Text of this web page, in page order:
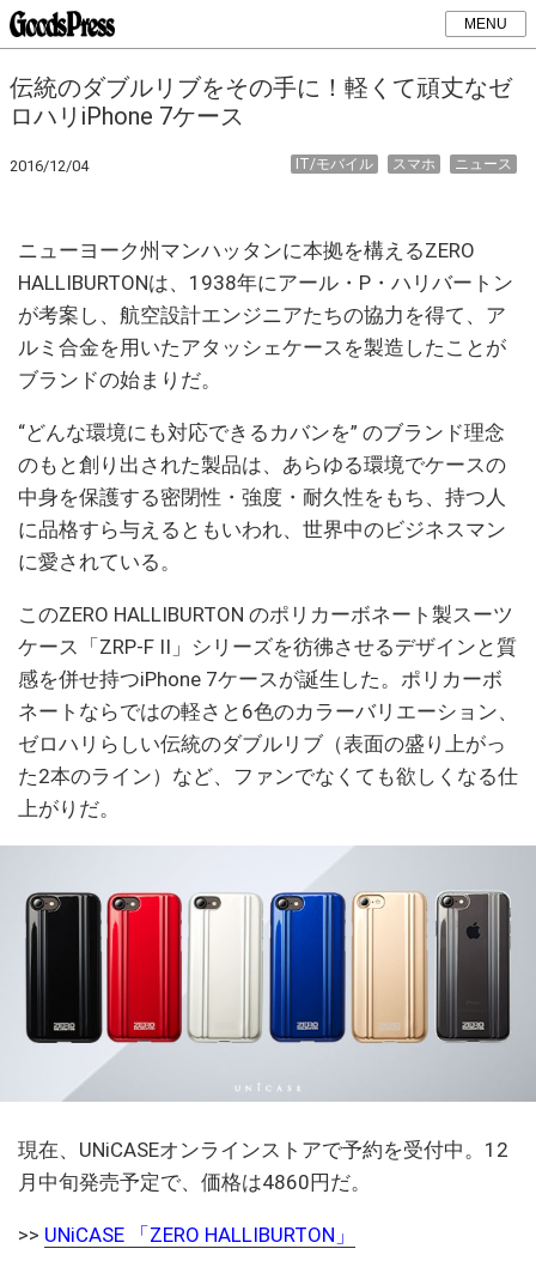
MENU
伝統のダブルリブをその手に！軽くて頑丈なゼ
ロハリiPhone 7ケース
2016/12/04 ニュース
スマホ
IT/モバイル
ニューヨーク州マンハッタンに本拠を構えるZERO
HALLIBURTONは、1938年にアール・P・ハリバートン
が考案し、航空設計エンジニアたちの協力を得て、ア
ルミ合金を用いたアタッシェケースを製造したことが
ブランドの始まりだ。
“どんな環境にも対応できるカバンを” のブランド理念
のもと創り出された製品は、あらゆる環境でケースの
中身を保護する密閉性・強度・耐久性をもち、持つ人
に品格すら与えるともいわれ、世界中のビジネスマン
に愛されている。
このZERO HALLIBURTON のポリカーボネート製スーツ
ケース「ZRP-F II」シリーズを彷彿させるデザインと質
感を併せ持つiPhone 7ケースが誕生した。ポリカーボ
ネートならではの軽さと6色のカラーバリエーション、
ゼロハリらしい伝統のダブルリブ（表面の盛り上がっ
た2本のライン）など、ファンでなくても欲しくなる仕
上がりだ。
現在、UNiCASEオンラインストアで予約を受付中。12
月中旬発売予定で、価格は4860円だ。
>> UNiCASE 「ZERO HALLIBURTON」